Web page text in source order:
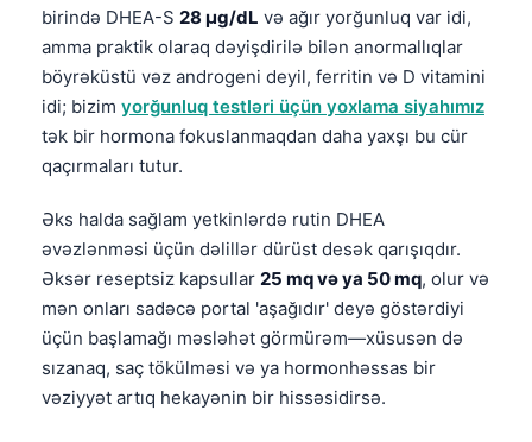
birində DHEA-S 28 µg/dL və ağır yorğunluq var idi,
amma praktik olaraq dəyişdirilə bilən anormallıqlar
böyrəküstü vəz androgeni deyil, ferritin və D vitamini
idi; bizim yorğunluq testləri üçün yoxlama siyahımız
tək bir hormona fokuslanmaqdan daha yaxşı bu cür
qaçırmaları tutur.
Əks halda sağlam yetkinlərdə rutin DHEA
əvəzlənməsi üçün dəlillər dürüst desək qarışıqdır.
Əksər reseptsiz kapsullar 25 mq və ya 50 mq, olur və
mən onları sadəcə portal 'aşağıdır' deyə göstərdiyi
üçün başlamağı məsləhət görmürəm—xüsusən də
sızanaq, saç tökülməsi və ya hormonhəssas bir
vəziyyət artıq hekayənin bir hissəsidirsə.
ភាសាខ្មែរ
Kiswahili
Українська
O‘zbekcha
Català
Қазақ тілі
Suomi
Hrvatski
Slovenčina
كوردی‎